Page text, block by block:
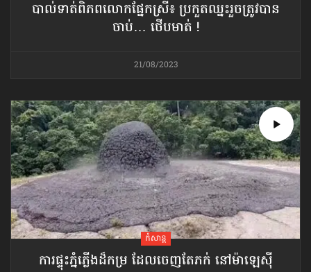
បាល់ទាត់​ពិភពលោក​ផ្នែកស្រី៖ ប្រកួតឈ្នះរួច​ត្រូវបាន
ចាប់… ថើបមាត់ !
21/08/2023
កំសាន្ដ
ការផ្ទុះភ្នំភ្លើងដ៏កម្រ ដែលចេញតែភក់ នៅម៉ាឡេស៊ី